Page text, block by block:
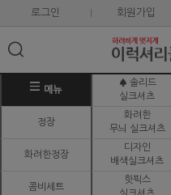
로그인 회원가입
메뉴
♠ 솔리드
실크셔츠
정장
화려한
무늬 실크셔츠
화려한정장
디자인
배색실크셔츠
콤비세트
핫픽스